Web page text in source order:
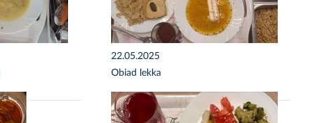
22.05.2025
Obiad lekka